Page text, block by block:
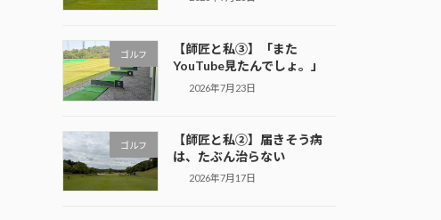
ゴルフ
【師匠と私③】「また
YouTube見たんでしょ。」
2026年7月23日
ゴルフ
【師匠と私②】届きそう病
は、たぶん治らない
2026年7月17日